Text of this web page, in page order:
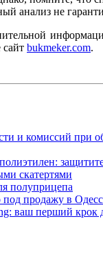
анализ не
сайт bukmeker.com.
и комиссий при
скатертями
полуприцепа
продажу в
ваш перший крок